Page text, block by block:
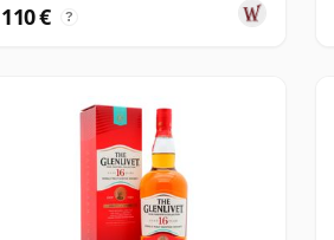
110 € ?